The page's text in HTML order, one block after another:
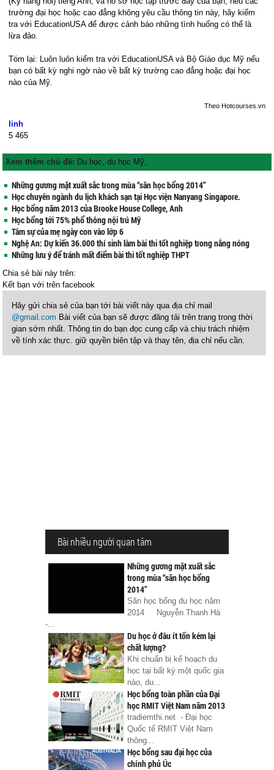
trường đại học hoặc cao đẳng không yêu cầu thông tin này, hãy kiểm
tra với EducationUSA để được cảnh báo những tình huống có thể là
lừa đảo.
Tóm lại: Luôn luôn kiểm tra với EducationUSA và Bộ Giáo dục Mỹ nếu
bạn có bất kỳ nghi ngờ nào về bất kỳ trường cao đẳng hoặc đại học
nào của Mỹ.
Theo Hotcourses.vn
linh
5 465
Xem thêm chủ đề: Du học,du học Mỹ,
Những gương mặt xuất sắc trong mùa “săn học bổng 2014”
Học chuyên ngành du lịch khách sạn tại Học viện Nanyang Singapore.
Học bổng năm 2013 của Brooke House College, Anh
Học bổng tới 75% phổ thông nội trú Mỹ
Tâm sự của mẹ ngày con vào lớp 6
Nghệ An: Dự kiến 36.000 thí sinh làm bài thi tốt nghiệp trong nắng nóng
Những lưu ý để tránh mất điểm bài thi tốt nghiệp THPT
Chia sẻ bài này trên:
Kết bạn vớitrên facebook
Hãy gửi chia sẻ của bạn tới bài viết này qua địa chỉ mail
@gmail.com Bài viết của bạn sẽ được đăng tải trên trang trong thời
gian sớm nhất. Thông tin do bạn đọc cung cấp và chịu trách nhiệm
về tính xác thực. giữ quyền biên tập và thay tên, địa chỉ nếu cần.
Bài nhiều người quan tâm
Những gương mặt xuất sắc
trong mùa “săn học bổng
2014”
Săn học bổng du học năm
2014 Nguyễn Thanh Hà
-...
Du học ở đâu ít tốn kém lại
chất lượng?
Khi chuẩn bị kế hoạch du
học tại bất kỳ một quốc gia
nào, du...
Học bổng toàn phần của Đại
học RMIT Việt Nam năm 2013
tradiemthi.net - Đại học
Quốc tế RMIT Việt Nam
thông...
Học bổng sau đại học của
chính phủ Úc